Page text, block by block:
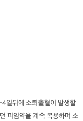
일뒤에 소퇴출혈이 발생할
피임약을 계속 복용하며 소